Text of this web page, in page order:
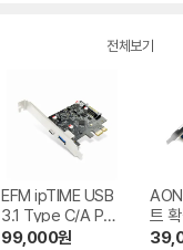
전체보기
EFM ipTIME USB
3.1 Type C/A PCI
e 확장카드 (PX31
99,000원
트